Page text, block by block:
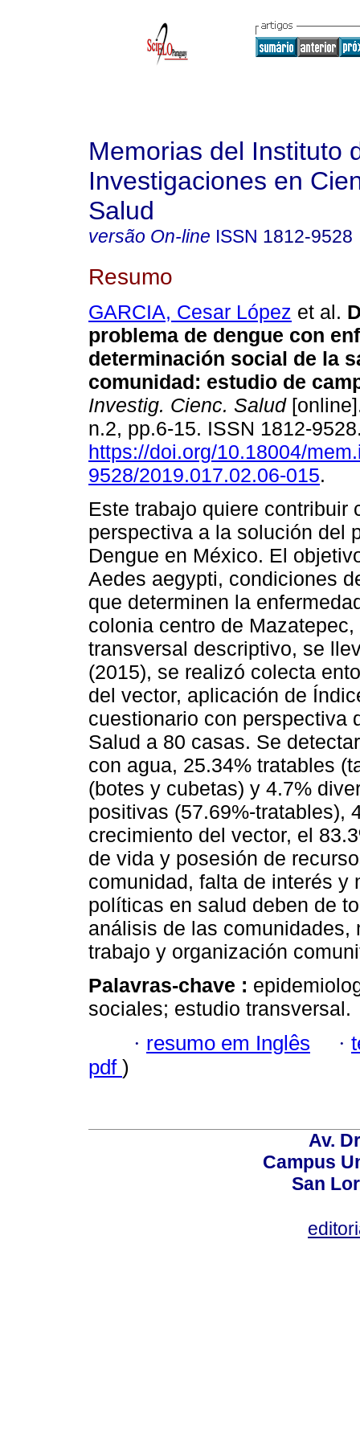
Memorias del Instituto
Investigaciones en
Salud
versão On-line ISSN 1812-9528
Resumo
GARCIA, Cesar López et al.
problema de dengue con
determinación social de la
comunidad: estudio de
Investig. Cienc. Salud
n.2, pp.6-15. ISSN 1812-
https://doi.org/10.18004/
9528/2019.017.02.06-015.
Este trabajo quiere contribuir
perspectiva a la solución del
Dengue en México. El
Aedes aegypti, condiciones
que determinen la
colonia centro de
transversal descriptivo, se
(2015), se realizó colecta
del vector, aplicación de
cuestionario con perspectiva
Salud a 80 casas. Se
con agua, 25.34% tratables
(botes y cubetas) y 4.7%
positivas (57.69%-tratables),
crecimiento del vector, el
de vida y posesión de
comunidad, falta de interés y
políticas en salud deben de
análisis de las
trabajo y organización
Palavras-chave :
sociales; estudio transversal.
· resumo em Inglês ·
pdf )
Av.
Campus
San